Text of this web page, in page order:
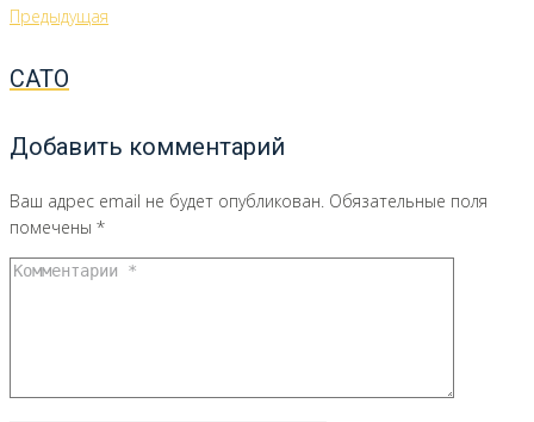
Навигация
по
записям
Предыдущая
Предыдущая
САТО
Добавить комментарий
Ваш адрес email не будет опубликован. Обязательные поля
помечены *